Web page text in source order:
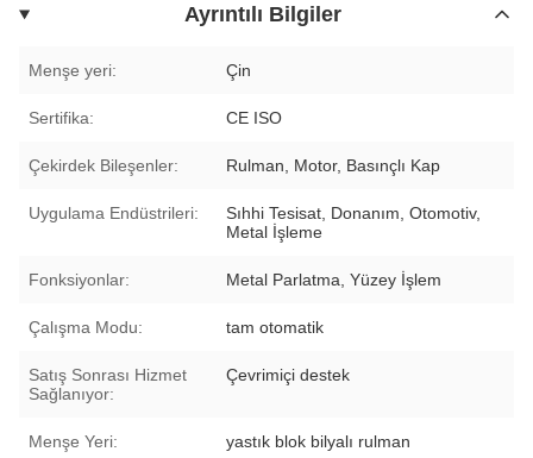
Ayrıntılı Bilgiler
Menşe yeri: Çin
Sertifika: CE ISO
Çekirdek Bileşenler: Rulman, Motor, Basınçlı Kap
Uygulama Endüstrileri:
Sıhhi Tesisat, Donanım, Otomotiv,
Metal İşleme
Fonksiyonlar: Metal Parlatma, Yüzey İşlem
Çalışma Modu: tam otomatik
Satış Sonrası Hizmet
Sağlanıyor:
Çevrimiçi destek
Menşe Yeri: yastık blok bilyalı rulman